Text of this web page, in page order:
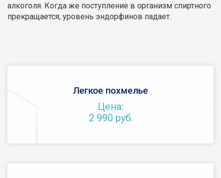
алкоголя. Когда же поступление в организм спиртного
прекращается, уровень эндорфинов падает.
Легкое похмелье
Цена:
2 990 руб.